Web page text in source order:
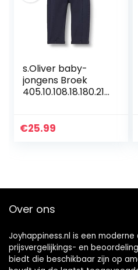
s.Oliver baby-
jongens Broek
405.10.108.18.180.210
€25.99
Over ons
Joyhappiness.nl is een
prijsvergelijkings- en
biedt die beschikbaar zijn op